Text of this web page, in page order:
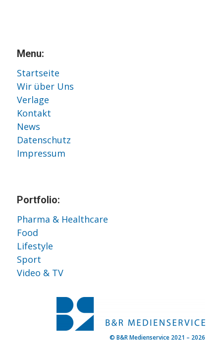
Menu:
Startseite
Wir über Uns
Verlage
Kontakt
News
Datenschutz
Impressum
Portfolio:
Pharma & Healthcare
Food
Lifestyle
Sport
Video & TV
© B&R Medienservice 2021 – 2026